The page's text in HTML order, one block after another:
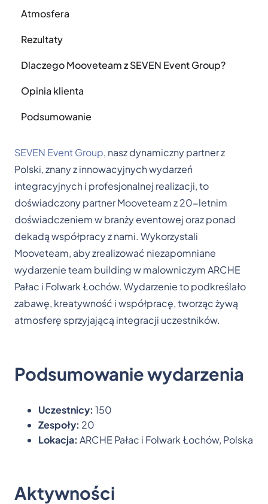
Atmosfera
Rezultaty
Dlaczego Mooveteam z SEVEN Event Group?
Opinia klienta
Podsumowanie
SEVEN Event Group, nasz dynamiczny partner z
Polski, znany z innowacyjnych wydarzeń
integracyjnych i profesjonalnej realizacji, to
doświadczony partner Mooveteam z 20-letnim
doświadczeniem w branży eventowej oraz ponad
dekadą współpracy z nami. Wykorzystali
Mooveteam, aby zrealizować niezapomniane
wydarzenie team building w malowniczym ARCHE
Pałac i Folwark Łochów. Wydarzenie to podkreślało
zabawę, kreatywność i współpracę, tworząc żywą
atmosferę sprzyjającą integracji uczestników.
Podsumowanie wydarzenia
Uczestnicy: 150
Zespoły: 20
Lokacja: ARCHE Pałac i Folwark Łochów, Polska
Aktywności